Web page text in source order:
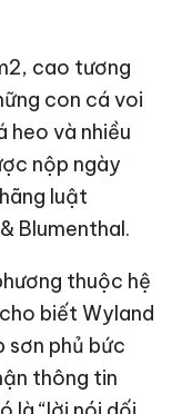
cao tương
con cá voi
heo và nhiều
nộp ngày
luật
Blumenthal.
thuộc hệ
biết Wyland
sơn phủ bức
thông tin